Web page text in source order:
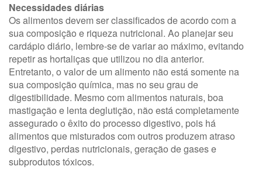
Necessidades diárias
Os alimentos devem ser classificados de acordo com a
sua composição e riqueza nutricional. Ao planejar seu
cardápio diário, lembre-se de variar ao máximo, evitando
repetir as hortaliças que utilizou no dia anterior.
Entretanto, o valor de um alimento não está somente na
sua composição química, mas no seu grau de
digestibilidade. Mesmo com alimentos naturais, boa
mastigação e lenta deglutição, não está completamente
assegurado o êxito do processo digestivo, pois há
alimentos que misturados com outros produzem atraso
digestivo, perdas nutricionais, geração de gases e
subprodutos tóxicos.